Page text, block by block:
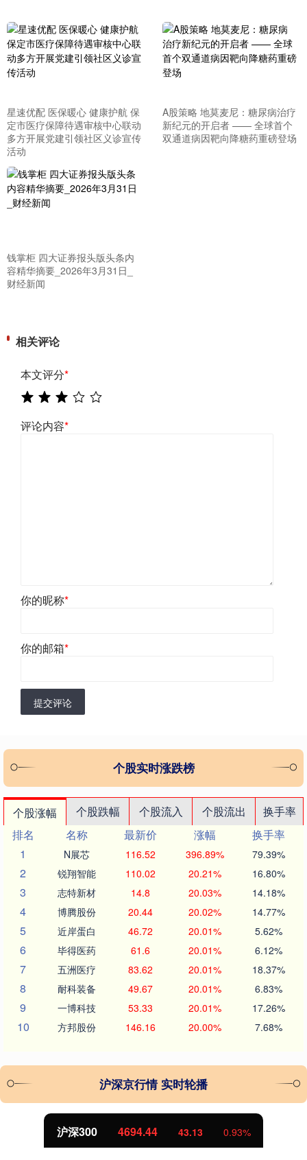
星速优配 医保暖心 健康护航 保
定市医疗保障待遇审核中心联动
多方开展党建引领社区义诊宣传
活动
A股策略 地莫麦尼：糖尿病治疗
新纪元的开启者 —— 全球首个
双通道病因靶向降糖药重磅登场
钱掌柜 四大证券报头版头条内
容精华摘要_2026年3月31日_
财经新闻
相关评论
本文评分*
评论内容*
你的昵称*
你的邮箱*
提交评论
个股实时涨跌榜
个股涨幅 个股跌幅 个股流入 个股流出
换手率
排名
名称 最新价 涨幅
换手率
1
N展芯 116.52 396.89% 79.39%
2 锐翔智能 110.02 20.21% 16.80%
3 志特新材 14.8 20.03% 14.18%
4 博腾股份 20.44 20.02% 14.77%
5 近岸蛋白 46.72 20.01% 5.62%
6 毕得医药 61.6 20.01% 6.12%
7 五洲医疗 83.62 20.01% 18.37%
8 耐科装备 49.67 20.01% 6.83%
9 一博科技 53.33 20.01% 17.26%
10 方邦股份 146.16 20.00% 7.68%
沪深京行情 实时轮播
沪深300 4694.44 43.13 0.93%